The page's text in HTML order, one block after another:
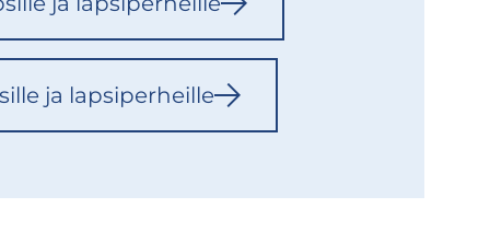
ja lap­si­per­heil­le